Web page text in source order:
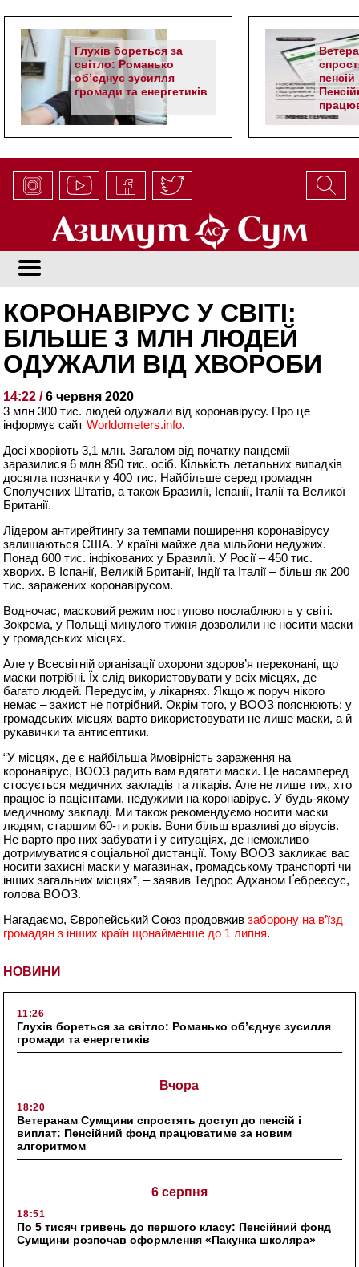
Глухів бореться за
світло: Романько
об’єднує зусилля
громади та енергетиків
НОВИНИ
11:26
Глухів бореться за світло: Романько об’єднує зусилля
громади та енергетиків
Вчора
18:20
Ветеранам Сумщини спростять доступ до пенсій і
виплат: Пенсійний фонд працюватиме за новим
алгоритмом
6 серпня
18:51
По 5 тисяч гривень до першого класу: Пенсійний фонд
Сумщини розпочав оформлення «Пакунка школяра»
КОРОНАВІРУС У СВІТІ:
БІЛЬШЕ 3 МЛН ЛЮДЕЙ
ОДУЖАЛИ ВІД ХВОРОБИ
14:22 /6 червня 2020
3 млн 300 тис. людей одужали від коронавірусу. Про це
інформує сайтWorldometers.info.
Досі хворіють 3,1 млн. Загалом від початку пандемії
заразилися 6 млн 850 тис. осіб. Кількість летальних випадків
досягла позначки у 400 тис. Найбільше серед громадян
Сполучених Штатів, а також Бразилії, Іспанії, Італії та Великої
Британії.
Лідером антирейтингу за темпами поширення коронавірусу
залишаються США. У країні майже два мільйони недужих.
Понад 600 тис. інфікованих у Бразилії. У Росії – 450 тис.
хворих. В Іспанії, Великій Британії, Індії та Італії – більш як 200
тис. заражених коронавірусом.
Водночас, масковий режим поступово послаблюють у світі.
Зокрема, у Польщі минулого тижня дозволили не носити маски
у громадських місцях.
Але у Всесвітній організації охорони здоров’я переконані, що
маски потрібні. Їх слід використовувати у всіх місцях, де
багато людей. Передусім, у лікарнях. Якщо ж поруч нікого
немає – захист не потрібний. Окрім того, у ВООЗ пояснюють: у
громадських місцях варто використовувати не лише маски, а й
рукавички та антисептики.
“У місцях, де є найбільша ймовірність зараження на
коронавірус, ВООЗ радить вам вдягати маски. Це насамперед
стосується медичних закладів та лікарів. Але не лише тих, хто
працює із пацієнтами, недужими на коронавірус. У будь-якому
медичному закладі. Ми також рекомендуємо носити маски
людям, старшим 60-ти років. Вони більш вразливі до вірусів.
Не варто про них забувати і у ситуаціях, де неможливо
дотримуватися соціальної дистанції. Тому ВООЗ закликає вас
носити захисні маски у магазинах, громадському транспорті чи
інших загальних місцях”, – заявив Тедрос Адханом Ґебреєсус,
голова ВООЗ.
Нагадаємо, Європейський Союз продовживзаборону на в’їзд
громадян з інших країн щонайменше до 1 липня.